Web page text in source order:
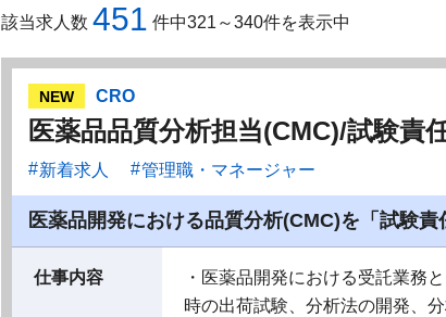
該当求人数 451 件中321～340件を表示中
NEW CRO
医薬品品質分析担当(CMC)/試験責
新着求人 管理職・マネージャー
医薬品開発における品質分析(CMC)を「試験
仕事内容
・医薬品開発における受託業務
時の出荷試験、分析法の開発、